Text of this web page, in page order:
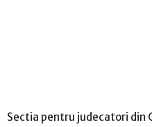
Sectia pentru judecatori din